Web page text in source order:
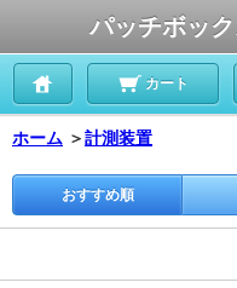
パッチボック
カート
ホーム ＞計測装置
おすすめ順